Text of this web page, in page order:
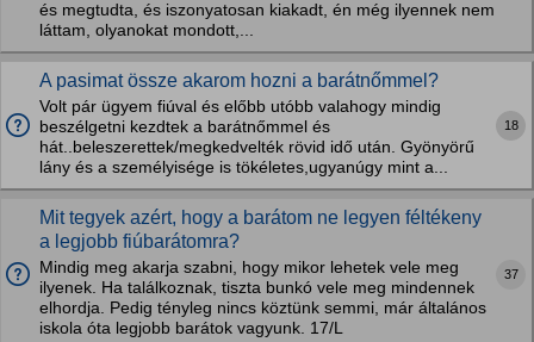
és megtudta, és iszonyatosan kiakadt, én még ilyennek nem
láttam, olyanokat mondott,...
A pasimat össze akarom hozni a barátnőmmel?
Volt pár ügyem fiúval és előbb utóbb valahogy mindig
beszélgetni kezdtek a barátnőmmel és
hát..beleszerettek/megkedvelték rövid idő után. Gyönyörű
lány és a személyisége is tökéletes,ugyanúgy mint a...
18
Mit tegyek azért, hogy a barátom ne legyen féltékeny
a legjobb fiúbarátomra?
Mindig meg akarja szabni, hogy mikor lehetek vele meg
ilyenek. Ha találkoznak, tiszta bunkó vele meg mindennek
elhordja. Pedig tényleg nincs köztünk semmi, már általános
iskola óta legjobb barátok vagyunk. 17/L
37